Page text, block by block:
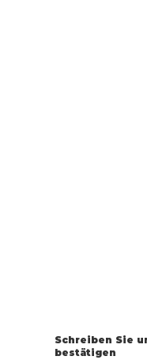
Schreiben Sie
bestätigen